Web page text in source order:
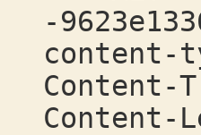
-
Content-
Content-